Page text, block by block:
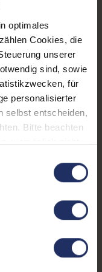
optimales
Cookies, die
unserer
sind, sowie
für
personalisierter
selbst entscheiden,
Bitte beachten
womöglich nicht
(QWERTY)
i7 8850H @ 2,6